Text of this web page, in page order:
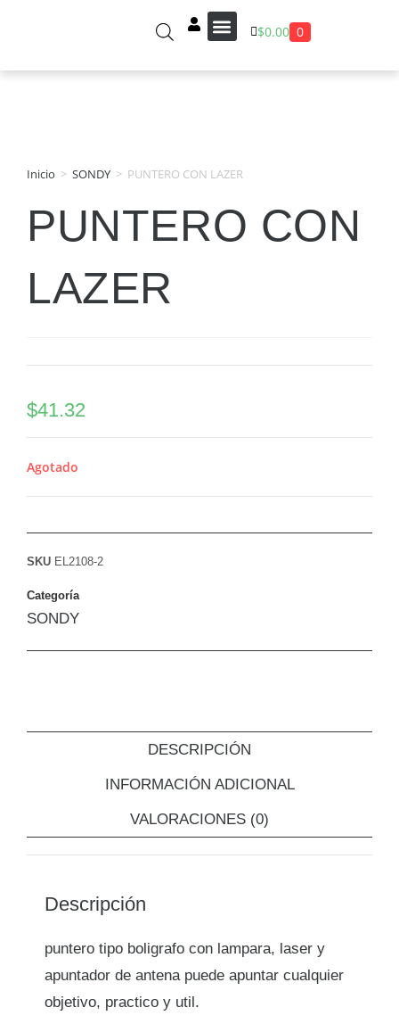
$0.00 0
Inicio > SONDY > PUNTERO CON LAZER
PUNTERO CON
LAZER
$41.32
Agotado
SKU EL2108-2
Categoría
SONDY
DESCRIPCIÓN
INFORMACIÓN ADICIONAL
VALORACIONES (0)
Descripción
puntero tipo boligrafo con lampara, laser y
apuntador de antena puede apuntar cualquier
objetivo, practico y util.